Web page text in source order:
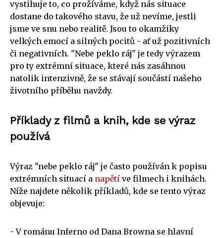
vystihuje to, co prožíváme, když nás situace
dostane do takového stavu, že už nevíme, jestli
jsme ve snu nebo realitě. Jsou to okamžiky
velkých emocí a silných pocitů - ať už pozitivních
či negativních. "Nebe peklo ráj" je tedy výrazem
pro ty extrémní situace, které nás zasáhnou
natolik intenzivně, že se stávají součástí našeho
životního příběhu navždy.
Příklady z filmů a knih, kde se výraz
používá
Výraz "nebe peklo ráj" je často používán k popisu
extrémních situací a napětí ve filmech i knihách.
Níže najdete několik příkladů, kde se tento výraz
objevuje:
- V románu Inferno od Dana Browna se hlavní